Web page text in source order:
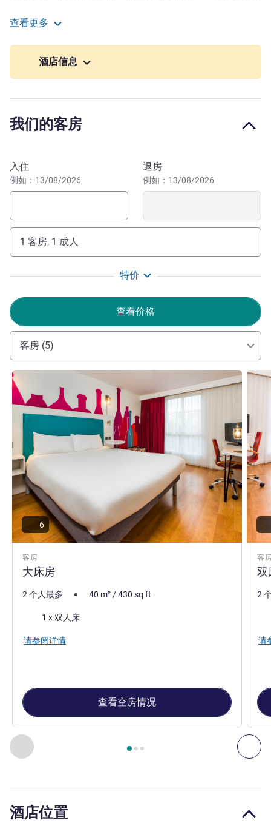
还提供免费无线网络，您甚至可以携带宠物入住。无论您是
商务出行还是周末度假，酒店能满足您的所有需求，为您打
造舒适的住宿体验。
的客房、大胆的设计和温馨的氛围，让每次住宿都饶有乐
镇中心和当地景点。无论您来这里是工作还是休闲，我们都
酒店靠近谢菲尔德，距 Meadowhall 购物中心不到 20 分钟
路程。酒店在约克郡的门户位置，距离约克郡野生动物园约
大便利。
查看更多
酒店信息
我们的客房
预订此酒店
入住
例如：13/08/2026
退房
例如：13/08/2026
1 客房, 1 成人
特价
查看价格
客房 (5)
上一个 - 客房 下
第 页，共
客房
大床房
请参阅详情
6
2 个人最多 40 m²/430 sq ft
床上用品1 x 双人床
请参阅详情
查看空房情况
客
双
请参
2
请
酒店位置